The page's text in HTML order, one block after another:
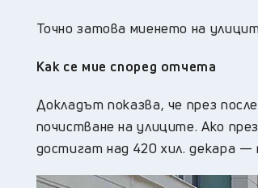
Точно затова миенето на
Как се мие според отчета
Докладът показва, че през
почистване на улиците. Ако
достигат над 420 хил. декара